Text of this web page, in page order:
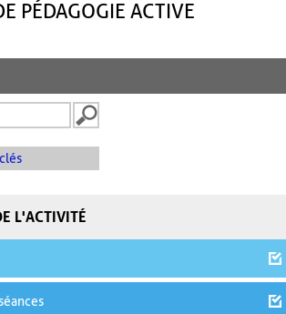
PÉDAGOGIE ACTIVE
L'ACTIVITÉ